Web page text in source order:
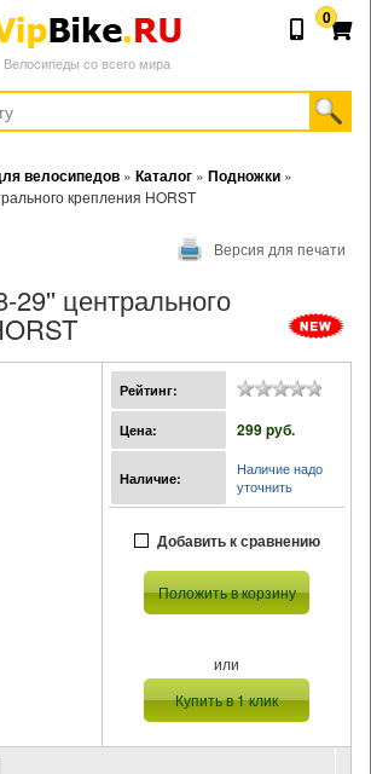
Велосипеды со всего мира
0
велосипедов » Каталог » Подножки »
крепления HORST
Версия для печати
Рейтинг:
Цена: 299 pуб.
Наличие:
Наличие надо
уточнить
Добавить к сравнению
Положить в корзину
или
Купить в 1 клик